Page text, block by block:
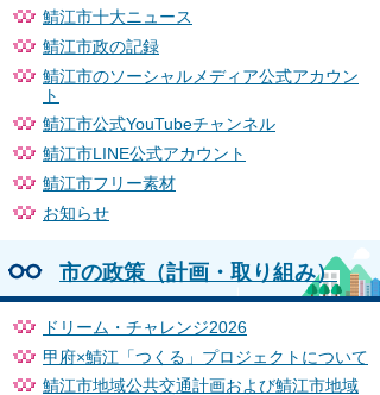
鯖江市十大ニュース
鯖江市政の記録
鯖江市のソーシャルメディア公式アカウン
ト
鯖江市公式YouTubeチャンネル
鯖江市LINE公式アカウント
鯖江市フリー素材
お知らせ
市の政策（計画・取り組み）
ドリーム・チャレンジ2026
甲府×鯖江「つくる」プロジェクトについて
鯖江市地域公共交通計画および鯖江市地域